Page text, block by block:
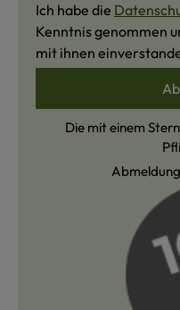
Ich habe die
Kenntnis genommen
mit ihnen
Die mit einem